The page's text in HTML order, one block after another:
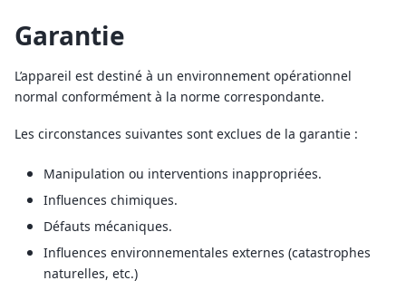
Garantie
L’appareil est destiné à un environnement opérationnel
normal conformément à la norme correspondante.
Les circonstances suivantes sont exclues de la garantie :
Manipulation ou interventions inappropriées.
Influences chimiques.
Défauts mécaniques.
Influences environnementales externes (catastrophes
naturelles, etc.)